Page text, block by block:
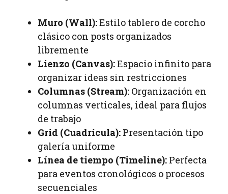
Muro (Wall):Estilo tablero de corcho
clásico con posts organizados
libremente
Lienzo (Canvas):Espacio infinito para
organizar ideas sin restricciones
Columnas (Stream): Organización en
columnas verticales, ideal para flujos
de trabajo
Grid (Cuadrícula): Presentación tipo
galería uniforme
Línea de tiempo (Timeline): Perfecta
para eventos cronológicos o procesos
secuenciales